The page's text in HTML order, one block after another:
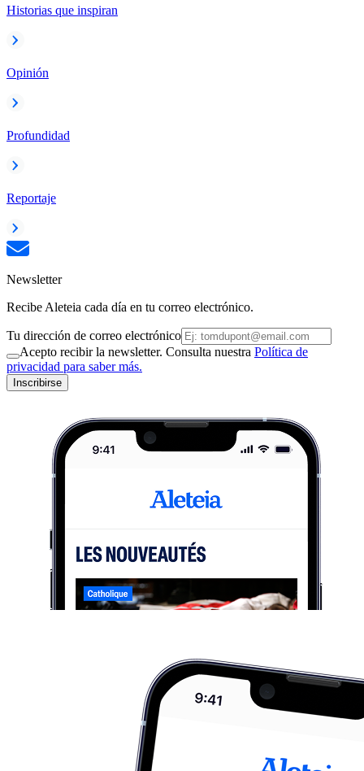
Historias que inspiran
Opinión
Profundidad
Reportaje
Newsletter
Recibe Aleteia cada día en tu correo electrónico.
Tu dirección de correo electrónico
Acepto recibir la newsletter. Consulta nuestra Política de
privacidad para saber más.
Inscribirse